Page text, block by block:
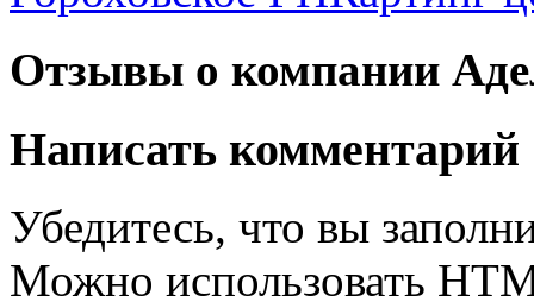
Отзывы о компании
Написать комментарий
Убедитесь, что вы
Можно использовать